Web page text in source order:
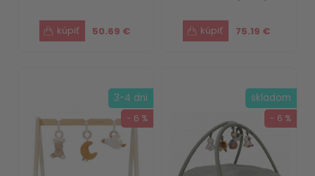
50.69 € 75.19 €
3-4 dni
- 6 %
skladom
- 6 %